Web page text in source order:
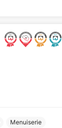
Menuiserie